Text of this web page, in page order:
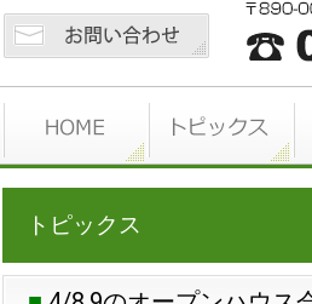
トピックス